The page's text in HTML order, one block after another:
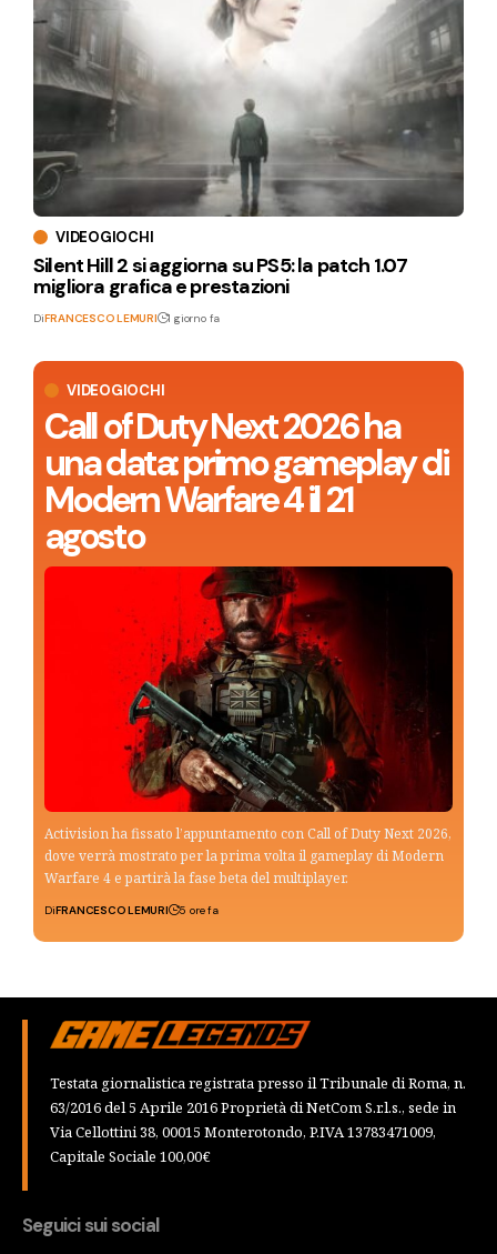
VIDEOGIOCHI
Call of Duty Next 2026 ha
una data: primo gameplay di
Modern Warfare 4 il 21
agosto
Activision ha fissato l’appuntamento con Call of Duty Next 2026,
dove verrà mostrato per la prima volta il gameplay di Modern
Warfare 4 e partirà la fase beta del multiplayer.
DiFRANCESCO LEMURI 5 ore fa
VIDEOGIOCHI
Silent Hill 2 si aggiorna su PS5: la patch 1.07
migliora grafica e prestazioni
DiFRANCESCO LEMURI 1 giorno fa
Testata giornalistica registrata presso il Tribunale di Roma, n.
63/2016 del 5 Aprile 2016 Proprietà di NetCom S.r.l.s., sede in
Via Cellottini 38, 00015 Monterotondo, P.IVA 13783471009,
Capitale Sociale 100,00€
Seguici sui social